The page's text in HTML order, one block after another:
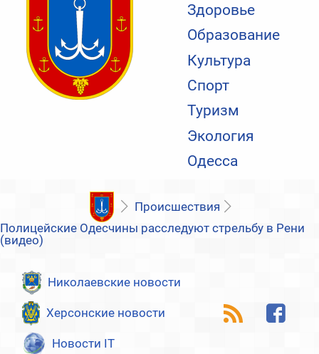
Здоровье
Образование
Культура
Спорт
Туризм
Экология
Одесса
Происшествия
Полицейские Одесчины расследуют стрельбу в Рени
(видео)
Николаевские новости
Херсонские новости
Новости IT